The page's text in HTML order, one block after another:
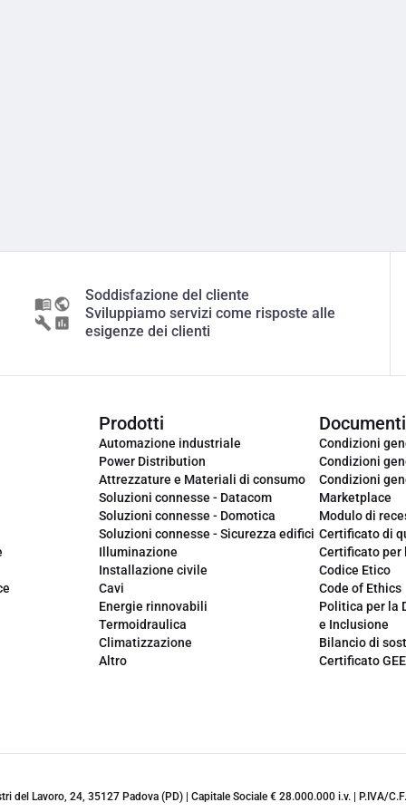
Soddisfazione del cliente
Sviluppiamo servizi come risposte alle
esigenze dei clienti
Prodotti
Automazione industriale
Power Distribution
Attrezzature e Materiali di consumo
Soluzioni connesse - Datacom
Soluzioni connesse - Domotica
Soluzioni connesse - Sicurezza edifici
Illuminazione
Installazione civile
Cavi
Energie rinnovabili
Termoidraulica
Climatizzazione
Altro
Documenti
Condizioni
Condizioni
Condizioni
Marketplace
Modulo di
Certificato di
Certificato per
Codice Etico
Code of Ethics
Politica per la
e Inclusione
Bilancio di
Certificato
del Lavoro, 24, 35127 Padova (PD) | Capitale Sociale € 28.000.000 i.v. | P.IVA/